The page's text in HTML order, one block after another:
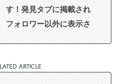
す！発見タブに掲載され
フォロワー以外に表示さ
ARTICLE